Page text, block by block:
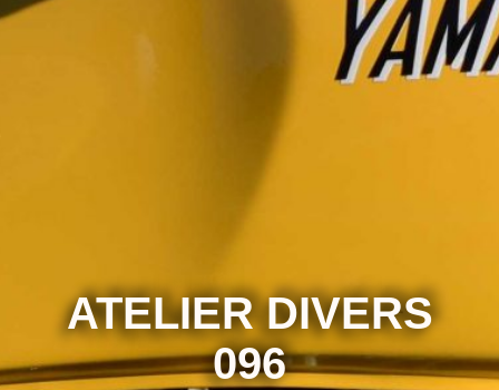
ATELIER DIVERS
096